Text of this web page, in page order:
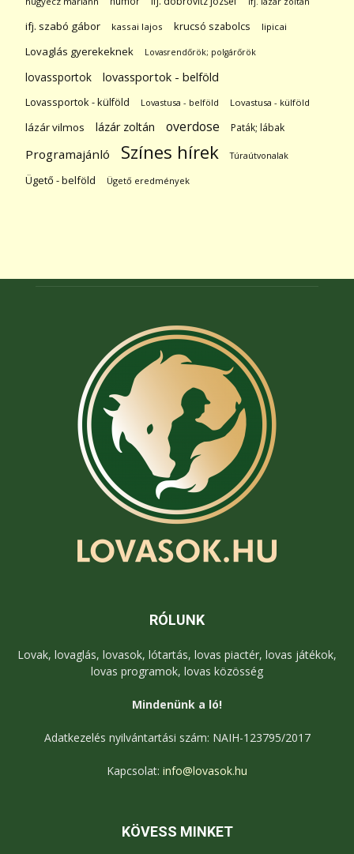
ifj. szabó gábor kassai lajos krucsó szabolcs lipicai
Lovaglás gyerekeknek Lovasrendőrök; polgárőrök
lovassportok lovassportok - belföld
Lovassportok - külföld Lovastusa - belföld Lovastusa - külföld
lázár vilmos lázár zoltán overdose Paták; lábak
Programajánló Színes hírek Túraútvonalak
Ügető - belföld Ügető eredmények
RÓLUNK
Lovak, lovaglás, lovasok, lótartás, lovas piactér, lovas játékok,
lovas programok, lovas közösség
Mindenünk a ló!
Adatkezelés nyilvántartási szám: NAIH-123795/2017
Kapcsolat: info@lovasok.hu
KÖVESS MINKET